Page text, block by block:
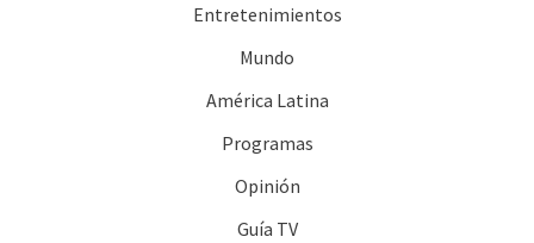
Entretenimientos
Mundo
América Latina
Programas
Opinión
Guía TV